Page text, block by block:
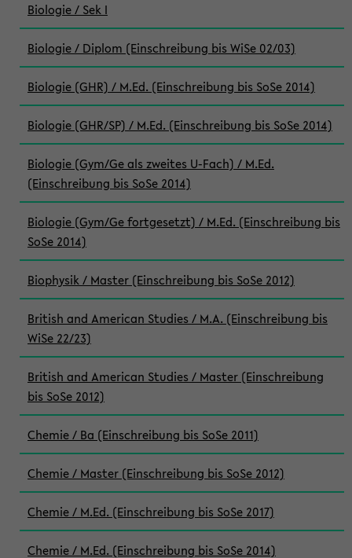
Biologie / Sek I
Biologie / Diplom (Einschreibung bis WiSe 02/03)
Biologie (GHR) / M.Ed. (Einschreibung bis SoSe 2014)
Biologie (GHR/SP) / M.Ed. (Einschreibung bis SoSe 2014)
Biologie (Gym/Ge als zweites U-Fach) / M.Ed.
(Einschreibung bis SoSe 2014)
Biologie (Gym/Ge fortgesetzt) / M.Ed. (Einschreibung bis
SoSe 2014)
Biophysik / Master (Einschreibung bis SoSe 2012)
British and American Studies / M.A. (Einschreibung bis
WiSe 22/23)
British and American Studies / Master (Einschreibung
bis SoSe 2012)
Chemie / Ba (Einschreibung bis SoSe 2011)
Chemie / Master (Einschreibung bis SoSe 2012)
Chemie / M.Ed. (Einschreibung bis SoSe 2017)
Chemie / M.Ed. (Einschreibung bis SoSe 2014)